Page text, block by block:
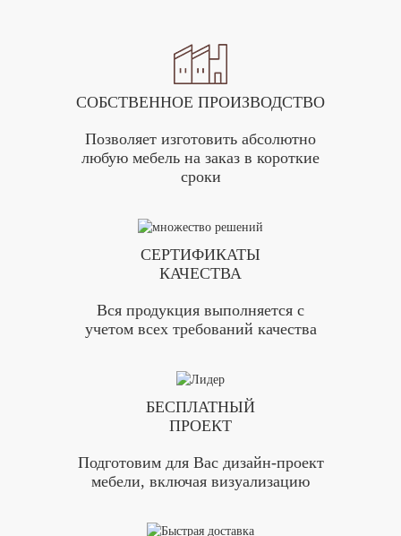
СОБСТВЕННОЕ ПРОИЗВОДСТВО
Позволяет изготовить абсолютно
любую мебель на заказ в короткие
сроки
СЕРТИФИКАТЫ
КАЧЕСТВА
Вся продукция выполняется с
учетом всех требований качества
БЕСПЛАТНЫЙ
ПРОЕКТ
Подготовим для Вас дизайн-проект
мебели, включая визуализацию